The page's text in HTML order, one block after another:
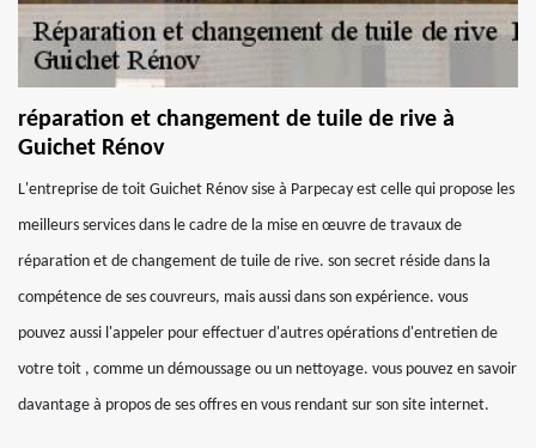
réparation et changement de tuile de rive à
Guichet Rénov
L'entreprise de toit Guichet Rénov sise à Parpecay est celle qui propose les
meilleurs services dans le cadre de la mise en œuvre de travaux de
réparation et de changement de tuile de rive. son secret réside dans la
compétence de ses couvreurs, mais aussi dans son expérience. vous
pouvez aussi l'appeler pour effectuer d'autres opérations d'entretien de
votre toit , comme un démoussage ou un nettoyage. vous pouvez en savoir
davantage à propos de ses offres en vous rendant sur son site internet.